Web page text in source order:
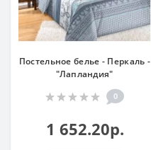
Постельное белье - Перкаль -
"Лапландия"
0
1 652.20р.